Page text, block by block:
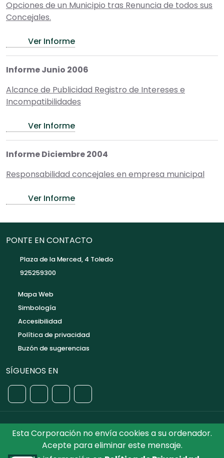
Esta Corporación no envía cookies a su ordenador.
Acepte para eliminar este mensaje.
Opciones de un Municipio tras Renuncia de todos sus
Concejales.
Ver Informe
Informe Junio 2006
Alcance de Publicidad Registro de Intereses e
Incompatibilidades
Ver Informe
Informe Diciembre 2004
Responsabilidad concejales en empresa municipal
Ver Informe
PONTE EN CONTACTO
Plaza de la Merced, 4 Toledo
925259300
Mapa Web
Simbología
Accesibilidad
Política de privacidad
Buzón de sugerencias
SÍGUENOS EN
©2026 Diputación de Toledo. Reservados todos los
Derechos. Diseñado por Diputación de Toledo